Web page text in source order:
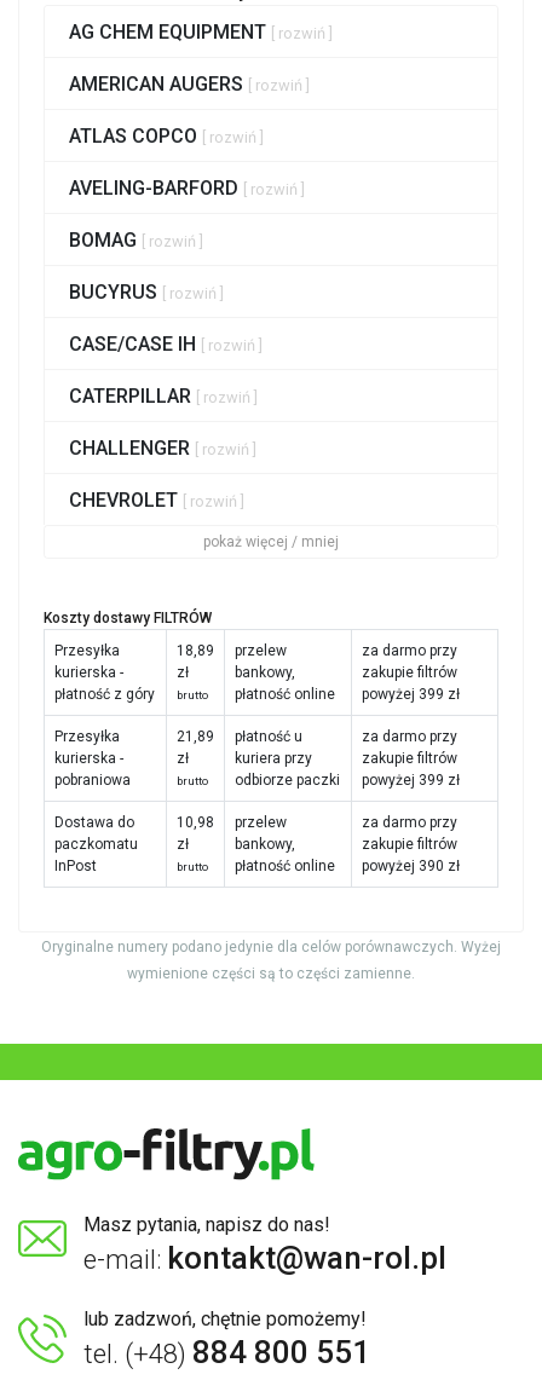
AG CHEM EQUIPMENT [ rozwiń ]
AMERICAN AUGERS [ rozwiń ]
ATLAS COPCO [ rozwiń ]
AVELING-BARFORD [ rozwiń ]
BOMAG [ rozwiń ]
BUCYRUS [ rozwiń ]
CASE/CASE IH [ rozwiń ]
CATERPILLAR [ rozwiń ]
CHALLENGER [ rozwiń ]
CHEVROLET [ rozwiń ]
pokaż więcej / mniej
Koszty dostawy FILTRÓW
Przesyłka
kurierska -
płatność z góry
18,89
zł
brutto
przelew
bankowy,
płatność online
za darmo przy
zakupie filtrów
powyżej 399 zł
Przesyłka
kurierska -
pobraniowa
21,89
zł
brutto
płatność u
kuriera przy
odbiorze paczki
za darmo przy
zakupie filtrów
powyżej 399 zł
Dostawa do
paczkomatu
InPost
10,98
zł
brutto
przelew
bankowy,
płatność online
za darmo przy
zakupie filtrów
powyżej 390 zł
Oryginalne numery podano jedynie dla celów porównawczych. Wyżej
wymienione części są to części zamienne.
Masz pytania, napisz do nas!
e-mail: kontakt@wan-rol.pl
lub zadzwoń, chętnie pomożemy!
tel. (+48) 884 800 551